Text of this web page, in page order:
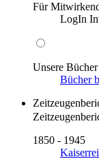
Für
LogIn
Unsere Bücher
Bücher
1850 - 1945